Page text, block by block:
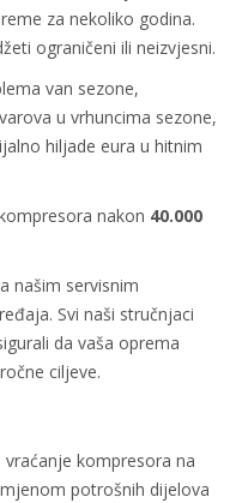
za nekoliko godina.
ograničeni ili neizvjesni.
van sezone,
u vrhuncima sezone,
hiljade eura u hitnim
nakon 40.000
našim servisnim
Svi naši stručnjaci
da vaša oprema
ciljeve.
kompresora na
potrošnih dijelova